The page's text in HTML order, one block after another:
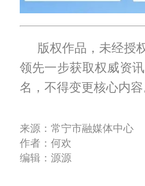
版权作品，未经授
领先一步获取权威资
名，不得变更核心内
来源：常宁市融媒体中心
作者：何欢
编辑：源源